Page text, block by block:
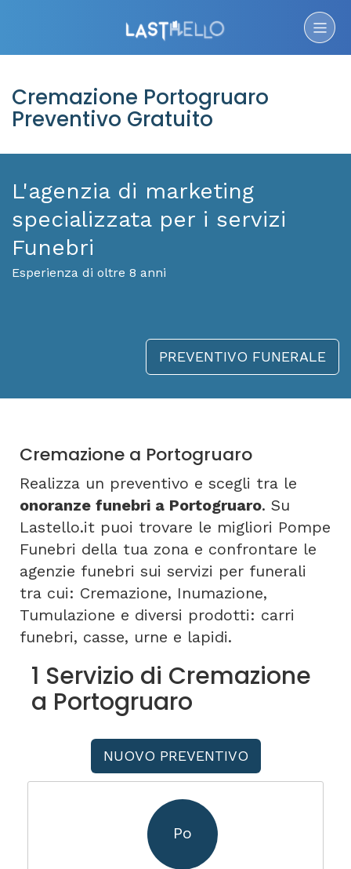
Cremazione Portogruaro
Preventivo Gratuito
L'agenzia di marketing
specializzata per i servizi
Funebri
Esperienza di oltre 8 anni
PREVENTIVO FUNERALE
Cremazione a Portogruaro
Realizza un preventivo e scegli tra le
onoranze funebri a Portogruaro. Su
Lastello.it puoi trovare le migliori Pompe
Funebri della tua zona e confrontare le
agenzie funebri sui servizi per funerali
tra cui: Cremazione, Inumazione,
Tumulazione e diversi prodotti: carri
funebri, casse, urne e lapidi.
1 Servizio di Cremazione
a Portogruaro
NUOVO PREVENTIVO
Po